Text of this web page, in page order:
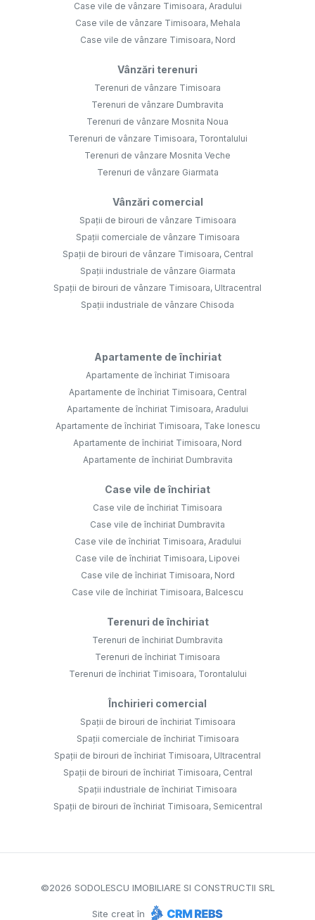
Case vile de vânzare Timisoara, Aradului
Case vile de vânzare Timisoara, Mehala
Case vile de vânzare Timisoara, Nord
Vânzări terenuri
Terenuri de vânzare Timisoara
Terenuri de vânzare Dumbravita
Terenuri de vânzare Mosnita Noua
Terenuri de vânzare Timisoara, Torontalului
Terenuri de vânzare Mosnita Veche
Terenuri de vânzare Giarmata
Vânzări comercial
Spații de birouri de vânzare Timisoara
Spații comerciale de vânzare Timisoara
Spații de birouri de vânzare Timisoara, Central
Spații industriale de vânzare Giarmata
Spații de birouri de vânzare Timisoara, Ultracentral
Spații industriale de vânzare Chisoda
Apartamente de închiriat
Apartamente de închiriat Timisoara
Apartamente de închiriat Timisoara, Central
Apartamente de închiriat Timisoara, Aradului
Apartamente de închiriat Timisoara, Take Ionescu
Apartamente de închiriat Timisoara, Nord
Apartamente de închiriat Dumbravita
Case vile de închiriat
Case vile de închiriat Timisoara
Case vile de închiriat Dumbravita
Case vile de închiriat Timisoara, Aradului
Case vile de închiriat Timisoara, Lipovei
Case vile de închiriat Timisoara, Nord
Case vile de închiriat Timisoara, Balcescu
Terenuri de închiriat
Terenuri de închiriat Dumbravita
Terenuri de închiriat Timisoara
Terenuri de închiriat Timisoara, Torontalului
Închirieri comercial
Spații de birouri de închiriat Timisoara
Spații comerciale de închiriat Timisoara
Spații de birouri de închiriat Timisoara, Ultracentral
Spații de birouri de închiriat Timisoara, Central
Spații industriale de închiriat Timisoara
Spații de birouri de închiriat Timisoara, Semicentral
©2026 SODOLESCU IMOBILIARE SI CONSTRUCTII SRL
Site creat în